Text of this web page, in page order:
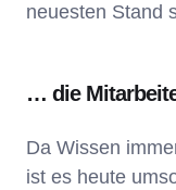
neuesten Stand
… die
Da Wissen
ist es heute